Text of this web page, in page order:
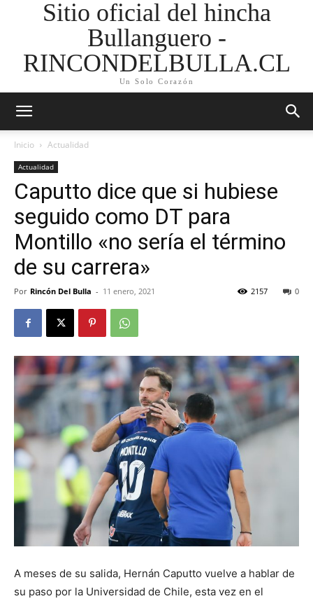
Sitio oficial del hincha
Bullanguero -
RINCONDELBULLA.CL
Un Solo Corazón
Inicio Actualidad
Actualidad
Caputto dice que si hubiese
seguido como DT para
Montillo «no sería el término
de su carrera»
Por Rincón Del Bulla - 11 enero, 2021 0
2157
A meses de su salida, Hernán Caputto vuelve a hablar de
su paso por la Universidad de Chile, esta vez en el